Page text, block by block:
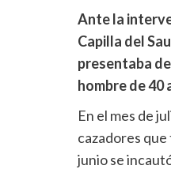
Ante la
Capilla del
presentaba
hombre de
En el mes de
cazadores que
junio se